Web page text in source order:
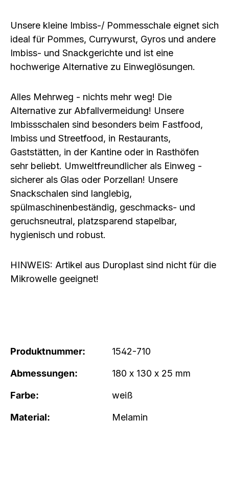
Unsere kleine Imbiss-/ Pommesschale eignet sich
ideal für Pommes, Currywurst, Gyros und andere
Imbiss- und Snackgerichte und ist eine
hochwerige Alternative zu Einweglösungen.
Alles Mehrweg - nichts mehr weg! Die
Alternative zur Abfallvermeidung! Unsere
Imbissschalen sind besonders beim Fastfood,
Imbiss und Streetfood, in Restaurants,
Gaststätten, in der Kantine oder in Rasthöfen
sehr beliebt. Umweltfreundlicher als Einweg -
sicherer als Glas oder Porzellan! Unsere
Snackschalen sind langlebig,
spülmaschinenbeständig, geschmacks- und
geruchsneutral, platzsparend stapelbar,
hygienisch und robust.
HINWEIS: Artikel aus Duroplast sind nicht für die
Mikrowelle geeignet!
Produktnummer: 1542-710
Abmessungen: 180 x 130 x 25 mm
Farbe: weiß
Material: Melamin